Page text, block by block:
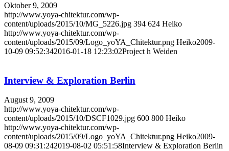
Oktober 9, 2009
http://www.yoya-chitektur.com/wp-
content/uploads/2015/10/MG_5226.jpg 394 624 Heiko
http://www.yoya-chitektur.com/wp-
content/uploads/2015/09/Logo_yoYA_Chitektur.png Heiko2009-
10-09 09:52:342016-01-18 12:23:02Project h Weiden
Interview & Exploration Berlin
August 9, 2009
http://www.yoya-chitektur.com/wp-
content/uploads/2015/10/DSCF1029.jpg 600 800 Heiko
http://www.yoya-chitektur.com/wp-
content/uploads/2015/09/Logo_yoYA_Chitektur.png Heiko2009-
08-09 09:31:242019-08-02 05:51:58Interview & Exploration Berlin